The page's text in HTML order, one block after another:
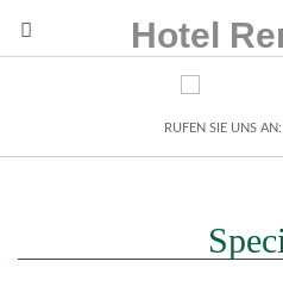
Hotel
RUFEN SIE UNS